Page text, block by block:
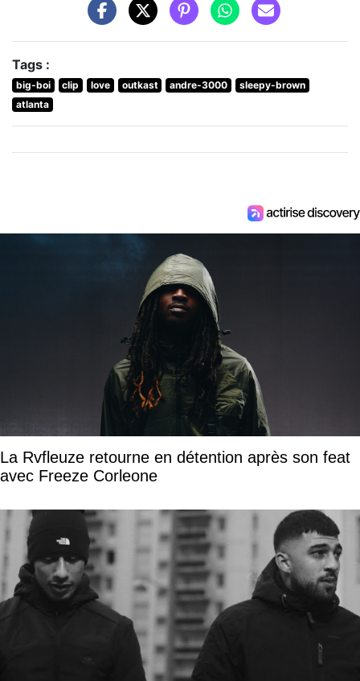
Tags :
big-boi clip love outkast andre-3000
sleepy-brown
atlanta
La Rvfleuze retourne en détention après son feat
avec Freeze Corleone